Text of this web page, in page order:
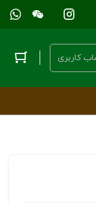
کاربری